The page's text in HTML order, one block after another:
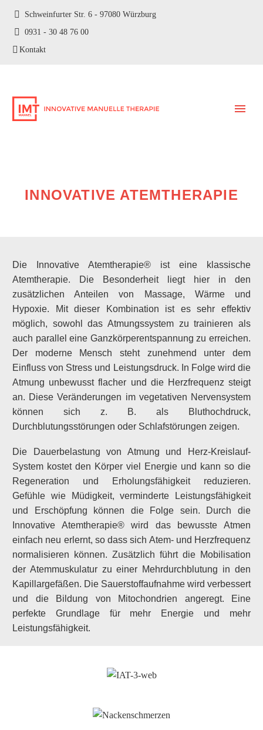
Schweinfurter Str. 6 - 97080 Würzburg
0931 - 30 48 76 00
Kontakt
INNOVATIVE ATEMTHERAPIE
Die Innovative Atemtherapie® ist eine klassische
Atemtherapie. Die Besonderheit liegt hier in den
zusätzlichen Anteilen von Massage, Wärme und
Hypoxie. Mit dieser Kombination ist es sehr effektiv
möglich, sowohl das Atmungssystem zu trainieren als
auch parallel eine Ganzkörperentspannung zu erreichen.
Der moderne Mensch steht zunehmend unter dem
Einfluss von Stress und Leistungsdruck. In Folge wird die
Atmung unbewusst flacher und die Herzfrequenz steigt
an. Diese Veränderungen im vegetativen Nervensystem
können sich z. B. als Bluthochdruck,
Durchblutungsstörungen oder Schlafstörungen zeigen.
Die Dauerbelastung von Atmung und Herz-Kreislauf-
System kostet den Körper viel Energie und kann so die
Regeneration und Erholungsfähigkeit reduzieren.
Gefühle wie Müdigkeit, verminderte Leistungsfähigkeit
und Erschöpfung können die Folge sein. Durch die
Innovative Atemtherapie® wird das bewusste Atmen
einfach neu erlernt, so dass sich Atem- und Herzfrequenz
normalisieren können. Zusätzlich führt die Mobilisation
der Atemmuskulatur zu einer Mehrdurchblutung in den
Kapillargefäßen. Die Sauerstoffaufnahme wird verbessert
und die Bildung von Mitochondrien angeregt. Eine
perfekte Grundlage für mehr Energie und mehr
Leistungsfähigkeit.